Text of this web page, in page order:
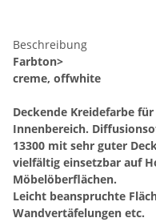
Beschreibung
Farbton>
creme, offwhite
Deckende Kreidefarbe
Innenbereich.
13300 mit sehr guter
vielfältig einsetzbar auf
Möbelöberflächen.
Leicht beanspruchte
Wandvertäfelungen etc.